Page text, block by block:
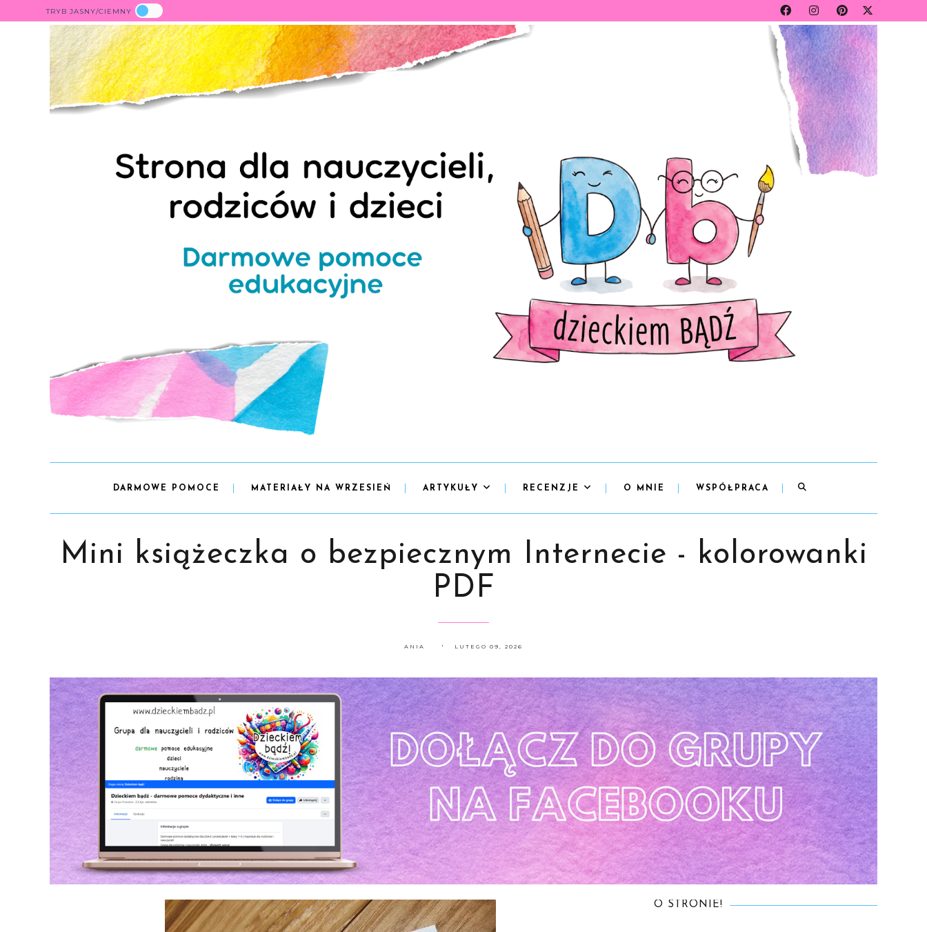
TRYB JASNY/CIEMNY
DARMOWE POMOCE MATERIAŁY NA WRZESIEŃ ARTYKUŁY RECENZJE O MNIE WSPÓŁPRACA
Mini książeczka o bezpiecznym Internecie - kolorowanki
PDF
ANIA LUTEGO 09, 2026
O STRONIE!